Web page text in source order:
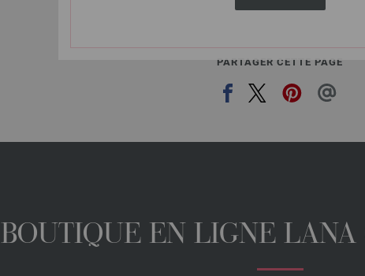
PARTAGER CETTE PAGE
BOUTIQUE EN LIGNE LANA